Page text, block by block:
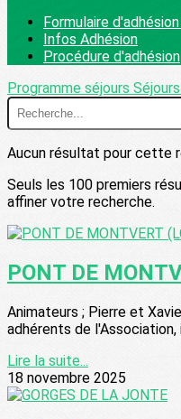
Formulaire
Infos Adhésion
Procédure d'adhésion
Programme séjours Séjours
Aucun résultat pour cette
Seuls les 100 premiers
affiner votre recherche.
PONT DE
Animateurs ; Pierre et
adhérents de l'Association,
Lire la suite...
18 novembre 2025